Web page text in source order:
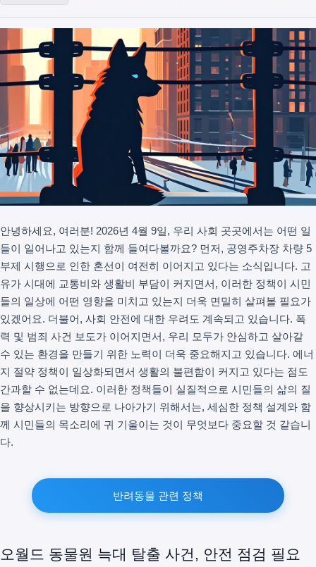
안녕하세요, 여러분! 2026년 4월 9일, 우리 사회 곳곳에서는 어떤 일
들이 일어나고 있는지 함께 들여다볼까요? 먼저, 공영주차장 차량 5
부제 시행으로 인한 혼선이 여전히 이어지고 있다는 소식입니다. 고
유가 시대에 교통비와 생활비 부담이 커지면서, 이러한 정책이 시민
들의 일상에 어떤 영향을 미치고 있는지 더욱 면밀히 살펴볼 필요가
있겠어요. 더불어, 사회 안전에 대한 우려도 계속되고 있습니다. 폭
력 및 범죄 사건 보도가 이어지면서, 우리 모두가 안심하고 살아갈
수 있는 환경을 만들기 위한 노력이 더욱 중요해지고 있습니다. 에너
지 절약 정책이 일상화되면서 생활의 불편함이 커지고 있다는 점도
간과할 수 없는데요. 이러한 정책들이 실질적으로 시민들의 삶의 질
을 향상시키는 방향으로 나아가기 위해서는, 세심한 정책 설계와 함
께 시민들의 목소리에 귀 기울이는 것이 무엇보다 중요할 것 같습니
다.
반려동물 관련 정책
오월드 동물원 늑대 탈출 사건, 안전 점검 필요